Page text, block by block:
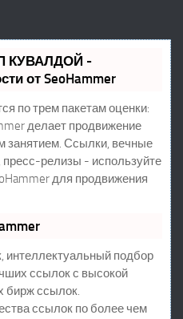
КУВАЛДОЙ -
от SeoHammer
по трем пакетам оценки:
делает продвижение
занятием. Ссылки, вечные
пресс-релизы - используйте
для продвижения
подбор
ссылок с высокой
бирж ссылок.
ссылок по более чем